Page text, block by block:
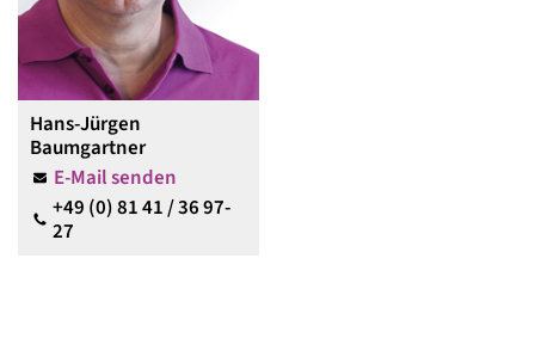
Hans-Jürgen
Baumgartner
E-Mail senden
+49 (0) 81 41 / 36 97-
27